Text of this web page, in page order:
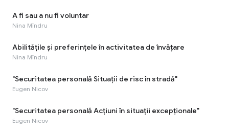
A fi sau a nu fi voluntar
Nina Mîndru
Abilitățile și preferințele în activitatea de învățare
Nina Mîndru
"Securitatea personală Situații de risc în stradă"
Eugen Nicov
"Securitatea personală Acțiuni în situații excepționale"
Eugen Nicov